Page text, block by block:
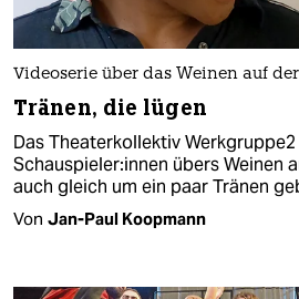
Videoserie über das Weinen auf
Tränen, die lügen
Das Theaterkollektiv
Schauspieler:innen übers Weinen
auch gleich um ein paar Tränen
Von Jan-Paul Koopmann